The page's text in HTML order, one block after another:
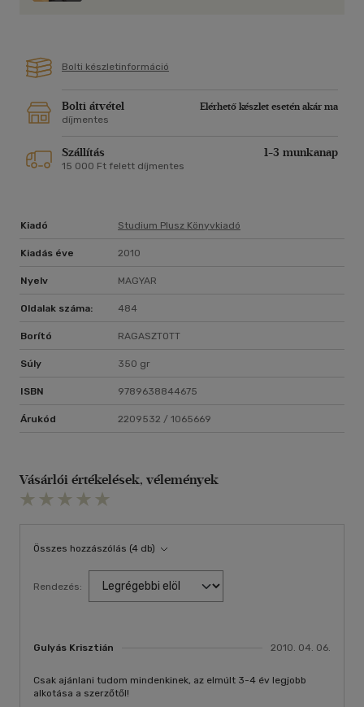
Bolti készletinformáció
Bolti átvétel
Elérhető készlet esetén akár ma
díjmentes
Szállítás 1-3 munkanap
15 000 Ft felett díjmentes
Kiadó Studium Plusz Könyvkiadó
Kiadás éve 2010
Nyelv MAGYAR
Oldalak száma: 484
Borító RAGASZTOTT
Súly 350 gr
ISBN 9789638844675
Árukód 2209532 / 1065669
Vásárlói értékelések, vélemények
Összes hozzászólás (4 db)
Rendezés:
Gulyás Krisztián 2010. 04. 06.
Csak ajánlani tudom mindenkinek, az elmúlt 3-4 év legjobb
alkotása a szerzőtől!